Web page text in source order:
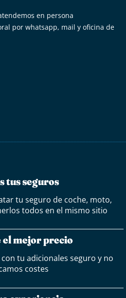
en persona
por whatsapp, mail y oficina de
tus seguros
tu seguro de coche, moto,
todos en el mismo sitio
el mejor precio
tu adicionales seguro y no
costes